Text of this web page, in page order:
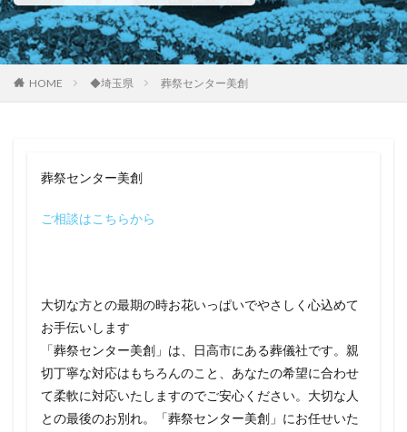
HOME ◆埼玉県 葬祭センター美創
葬祭センター美創
ご相談はこちらから
大切な方との最期の時お花いっぱいでやさしく心込めて
お手伝いします
「葬祭センター美創」は、日高市にある葬儀社です。親
切丁寧な対応はもちろんのこと、あなたの希望に合わせ
て柔軟に対応いたしますのでご安心ください。大切な人
との最後のお別れ。「葬祭センター美創」にお任せいた